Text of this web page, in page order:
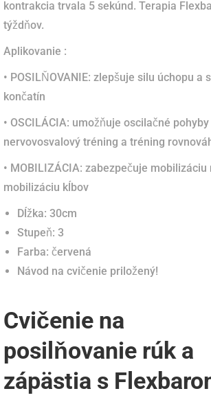
kontrakcia trvala 5 sekúnd. Terapia
týždňov.
Aplikovanie :
• POSILŇOVANIE: zlepšuje silu úchopu a
končatín
• OSCILÁCIA: umožňuje oscilačné
nervovosvalový tréning a tréning
• MOBILIZÁCIA: zabezpečuje
mobilizáciu kĺbov
Dĺžka: 30cm
Stupeň: 3
Farba: červená
Návod na cvičenie priložený!
Cvičenie na
posilňovanie rúk a
zápästia s